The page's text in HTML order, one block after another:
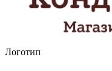
Логотип